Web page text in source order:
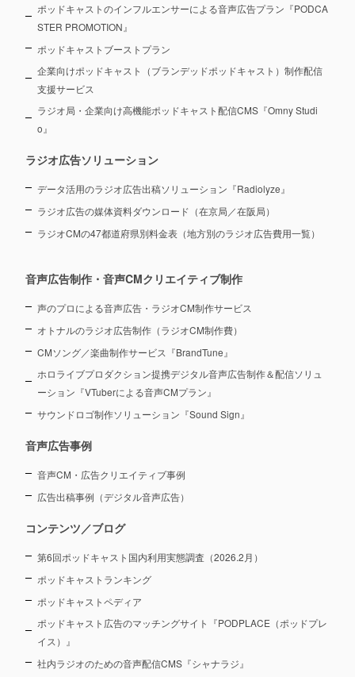
ポッドキャストのインフルエンサーによる音声広告プラン『PODCA
STER PROMOTION』
ポッドキャストブーストプラン
企業向けポッドキャスト（ブランデッドポッドキャスト）制作配信
支援サービス
ラジオ局・企業向け高機能ポッドキャスト配信CMS『Omny Studi
o』
ラジオ広告ソリューション
データ活用のラジオ広告出稿ソリューション『Radiolyze』
ラジオ広告の媒体資料ダウンロード（在京局／在阪局）
ラジオCMの47都道府県別料金表（地方別のラジオ広告費用一覧）
音声広告制作・音声CMクリエイティブ制作
声のプロによる音声広告・ラジオCM制作サービス
オトナルのラジオ広告制作（ラジオCM制作費）
CMソング／楽曲制作サービス『BrandTune』
ホロライブプロダクション提携デジタル音声広告制作＆配信ソリュ
ーション 『VTuberによる音声CMプラン』
サウンドロゴ制作ソリューション『Sound Sign』
音声広告事例
音声CM・広告クリエイティブ事例
広告出稿事例（デジタル音声広告）
コンテンツ／ブログ
第6回ポッドキャスト国内利用実態調査（2026.2月）
ポッドキャストランキング
ポッドキャストペディア
ポッドキャスト広告のマッチングサイト『PODPLACE（ポッドプレ
イス）』
社内ラジオのための音声配信CMS『シャナラジ』